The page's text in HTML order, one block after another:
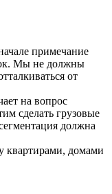
примечание
Мы не должны
от
на вопрос
сделать грузовые
должна
квартирами, домами